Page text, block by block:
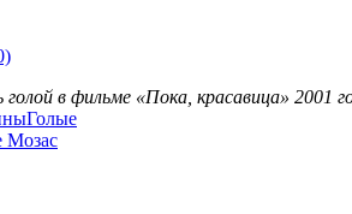
голой в фильме «Пока, красавица» 2001
Голые
Мозас